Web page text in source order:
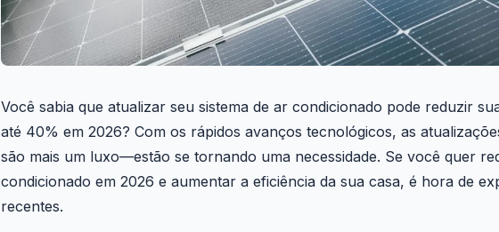
Você sabia que atualizar seu sistema de ar condicionado pode reduzir
até 40% em 2026? Com os rápidos avanços tecnológicos, as
são mais um luxo—estão se tornando uma necessidade. Se você quer
condicionado em 2026 e aumentar a eficiência da sua casa, é hora de
recentes.